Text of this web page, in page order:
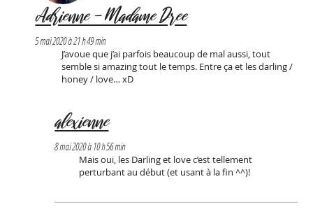
Adrienne - Madame Dree
5 mai 2020 à 21 h 49 min
J’avoue que j’ai parfois beaucoup de mal aussi, tout
semble si amazing tout le temps. Entre ça et les darling /
honey / love… xD
alexienne
8 mai 2020 à 10 h 56 min
Mais oui, les Darling et love c’est tellement
perturbant au début (et usant à la fin ^^)!